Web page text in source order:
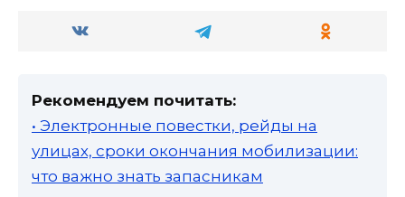
Рекомендуем почитать:
• Электронные повестки, рейды на
улицах, сроки окончания мобилизации:
что важно знать запасникам